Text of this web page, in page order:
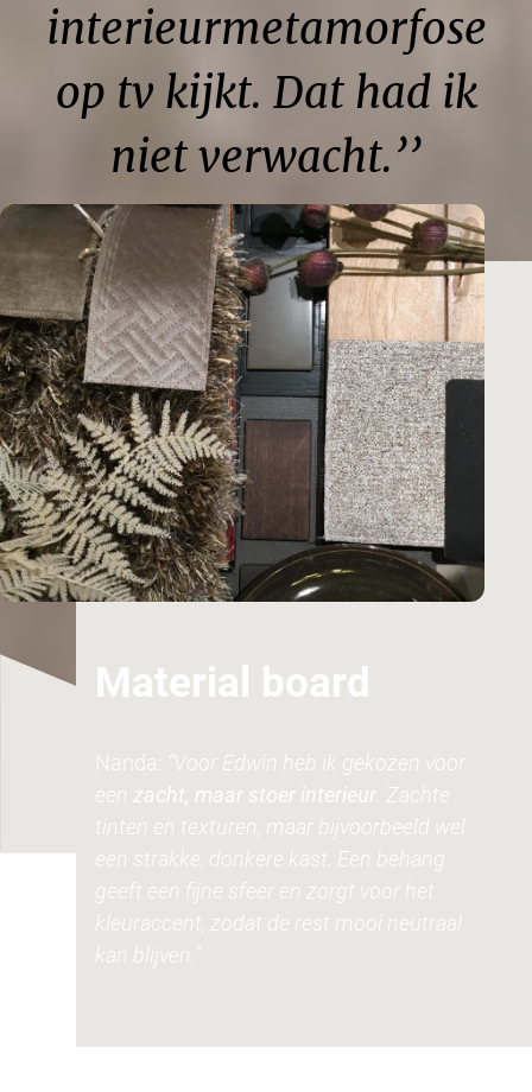
interieurmetamorfose
op tv kijkt. Dat had ik
niet verwacht.’’
Material board
Nanda: “Voor Edwin heb ik gekozen voor
een zacht, maar stoer interieur . Zachte
tinten en texturen, maar bijvoorbeeld wel
een strakke, donkere kast. Een behang
geeft een fijne sfeer en zorgt voor het
kleuraccent, zodat de rest mooi neutraal
kan blijven.”